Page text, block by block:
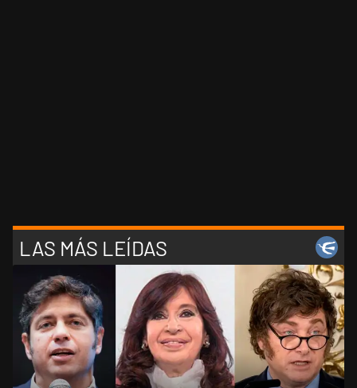
LAS MÁS LEÍDAS